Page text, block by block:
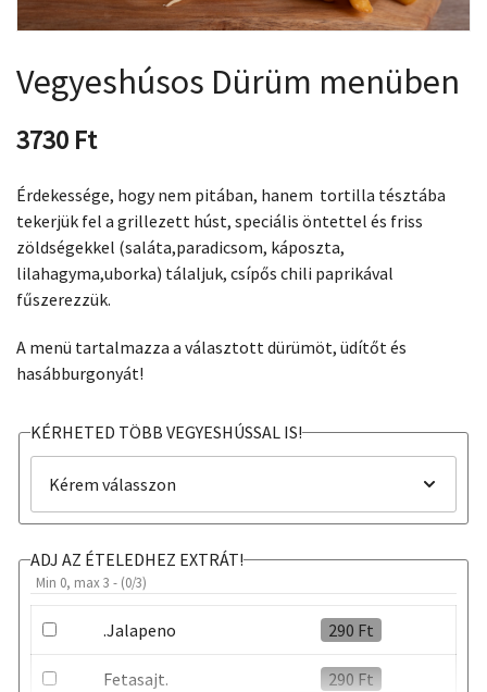
Vegyeshúsos Dürüm menüben
3730 Ft
Érdekessége, hogy nem pitában, hanem tortilla tésztába
tekerjük fel a grillezett húst, speciális öntettel és friss
zöldségekkel (saláta,paradicsom, káposzta,
lilahagyma,uborka) tálaljuk, csípős chili paprikával
fűszerezzük.
A menü tartalmazza a választott dürümöt, üdítőt és
hasábburgonyát!
KÉRHETED TÖBB VEGYESHÚSSAL IS!
ADJ AZ ÉTELEDHEZ EXTRÁT!
Min 0, max 3 - (0/3)
.Jalapeno 290 Ft
Fetasajt. 290Ft